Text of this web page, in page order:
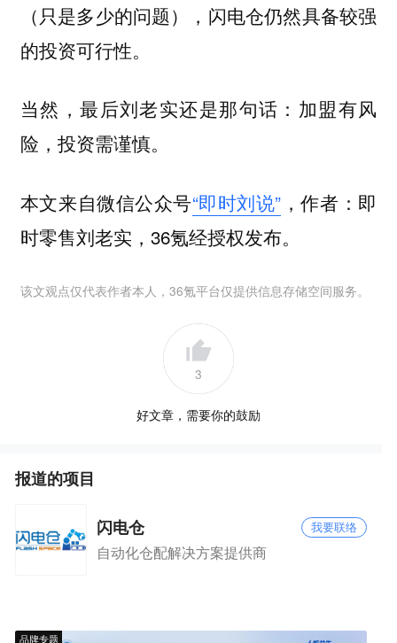
（只是多少的问题），闪电仓仍然具备较强
的投资可行性。
当然，最后刘老实还是那句话： 加盟有风
险，投资需谨慎。
本文来自微信公众号“即时刘说” ，作者：即
时零售刘老实，36氪经授权发布。
该文观点仅代表作者本人，36氪平台仅提供信息存储空间服务。
3
好文章，需要你的鼓励
报道的项目
闪电仓 我要联络
自动化仓配解决方案提供商
品牌专题